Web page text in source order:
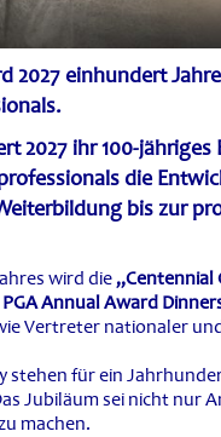
2027 einhundert
2027 ihr 100-jähriges
die
bis zur
wird die „Centennial
PGA Annual Award
Vertreter nationaler
stehen für ein
Jubiläum sei nicht nur
machen.